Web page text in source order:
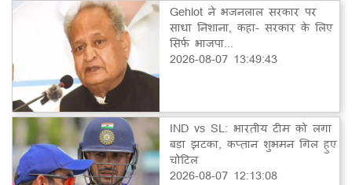
Gehlot ने भजनलाल सरकार पर
साधा निशाना, कहा- सरकार के लिए
सिर्फ भाजपा...
2026-08-07 13:49:43
IND vs SL: भारतीय टीम को लगा
बड़ा झटका, कप्तान शुभमन गिल हुए
चोटिल
2026-08-07 12:13:08